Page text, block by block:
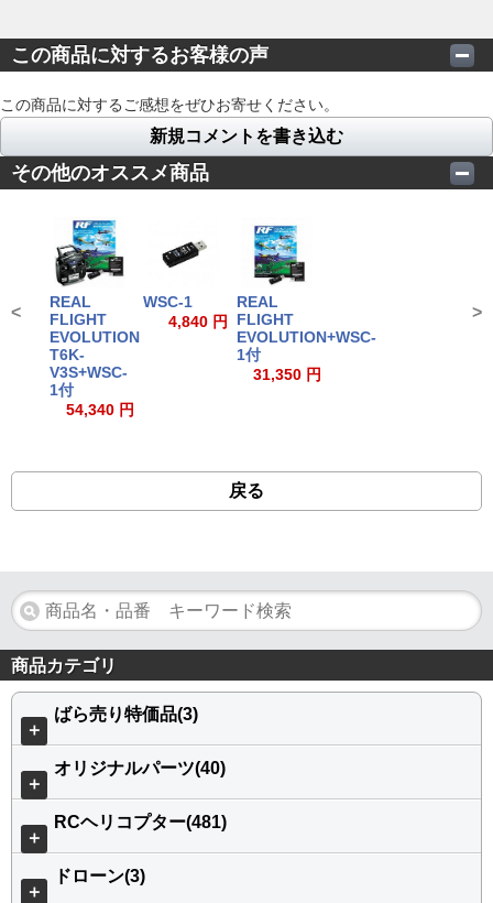
この商品に対するお客様の声
この商品に対するご感想をぜひお寄せください。
新規コメントを書き込む
その他のオススメ商品
REAL
FLIGHT
EVOLUTION
T6K-
V3S+WSC-
1付
54,340 円
WSC-1
4,840 円
REAL
FLIGHT
EVOLUTION+WSC-
1付
31,350 円
< >
戻る
商品カテゴリ
＋
ばら売り特価品(3)
＋
オリジナルパーツ(40)
＋
RCヘリコプター(481)
＋
ドローン(3)